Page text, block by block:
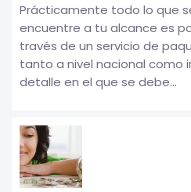
Prácticamente todo lo que
encuentre a tu alcance es
través de un servicio de
tanto a nivel nacional como
detalle en el que se debe...